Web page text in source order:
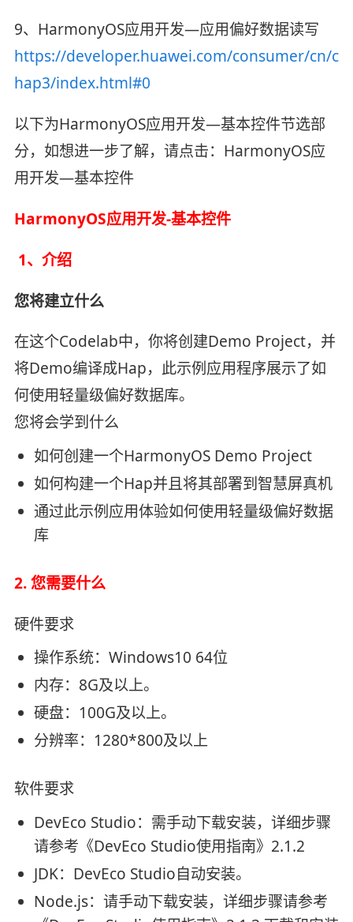
9、HarmonyOS应用开发—应用偏好数据读写
https://developer.huawei.com/consumer/cn/
hap3/index.html#0
以下为HarmonyOS应用开发—基本控件节选部
分，如想进一步了解，请点击：HarmonyOS应
用开发—基本控件
HarmonyOS应用开发-基本控件
1、介绍
您将建立什么
在这个Codelab中，你将创建Demo Project，并
将Demo编译成Hap，此示例应用程序展示了如
何使用轻量级偏好数据库。
您将会学到什么
如何创建一个HarmonyOS Demo Project
如何构建一个Hap并且将其部署到智慧屏真机
通过此示例应用体验如何使用轻量级偏好数据
库
2. 您需要什么
硬件要求
操作系统：Windows10 64位
内存：8G及以上。
硬盘：100G及以上。
分辨率：1280*800及以上
软件要求
DevEco Studio：需手动下载安装，详细步骤
请参考《DevEco Studio使用指南》2.1.2
JDK：DevEco Studio自动安装。
Node.js：请手动下载安装，详细步骤请参考